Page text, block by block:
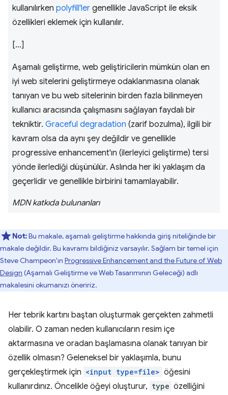
kullanılırken polyfill'ler genellikle JavaScript ile eksik
özellikleri eklemek için kullanılır.
[…]
Aşamalı geliştirme, web geliştiricilerin mümkün olan en
iyi web sitelerini geliştirmeye odaklanmasına olanak
tanıyan ve bu web sitelerinin birden fazla bilinmeyen
kullanıcı aracısında çalışmasını sağlayan faydalı bir
tekniktir. Graceful degradation (zarif bozulma), ilgili bir
kavram olsa da aynı şey değildir ve genellikle
progressive enhancement'ın (ilerleyici geliştirme) tersi
yönde ilerlediği düşünülür. Aslında her iki yaklaşım da
geçerlidir ve genellikle birbirini tamamlayabilir.
MDN katkıda bulunanları
Not:Bu makale, aşamalı geliştirme hakkında giriş niteliğinde bir
makale değildir. Bu kavramı bildiğiniz varsayılır. Sağlam bir temel için
Steve Champeon'ın Progressive Enhancement and the Future of Web
Design (Aşamalı Geliştirme ve Web Tasarımının Geleceği) adlı
makalesini okumanızı öneririz.
Her tebrik kartını baştan oluşturmak gerçekten zahmetli
olabilir. O zaman neden kullanıcıların resim içe
aktarmasına ve oradan başlamasına olanak tanıyan bir
özellik olmasın? Geleneksel bir yaklaşımla, bunu
gerçekleştirmek için <input type=file> öğesini
kullanırdınız. Öncelikle öğeyi oluşturur, type özelliğini